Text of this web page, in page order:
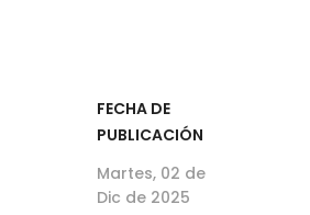
FECHA DE
PUBLICACIÓN
Martes, 02 de
Dic de 2025